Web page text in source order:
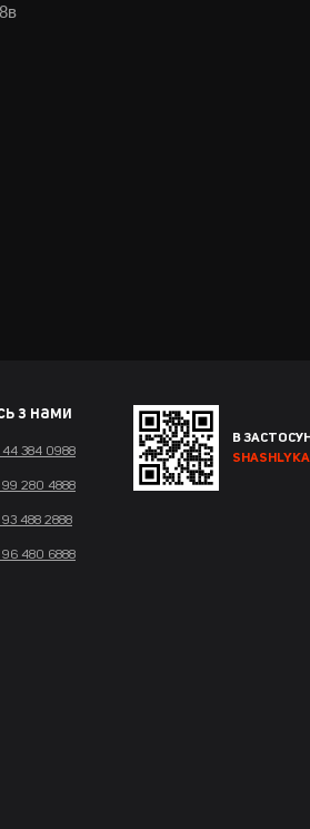
з нами
384 0988
280 4888
488 2888
480 6888
В